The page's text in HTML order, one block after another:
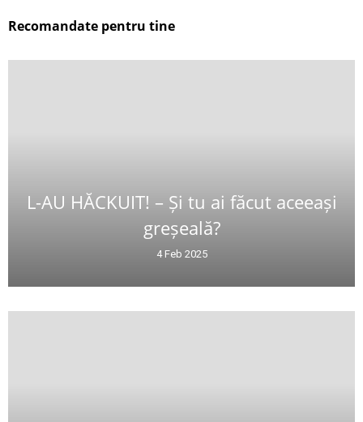
Recomandate pentru tine
L-AU HĂCKUIT! – Și tu ai făcut aceeași
greșeală?
4 Feb 2025